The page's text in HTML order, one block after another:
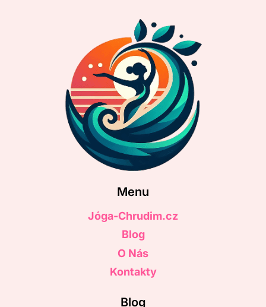
Menu
Jóga-Chrudim.cz
Blog
O Nás
Kontakty
Blog